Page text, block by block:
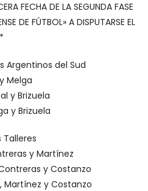
FECHA DE LA SEGUNDA FASE
DE FÚTBOL» A DISPUTARSE EL
Argentinos del Sud
Melga
y Brizuela
y Brizuela
Talleres
y Martínez
y Costanzo
Martínez y Costanzo